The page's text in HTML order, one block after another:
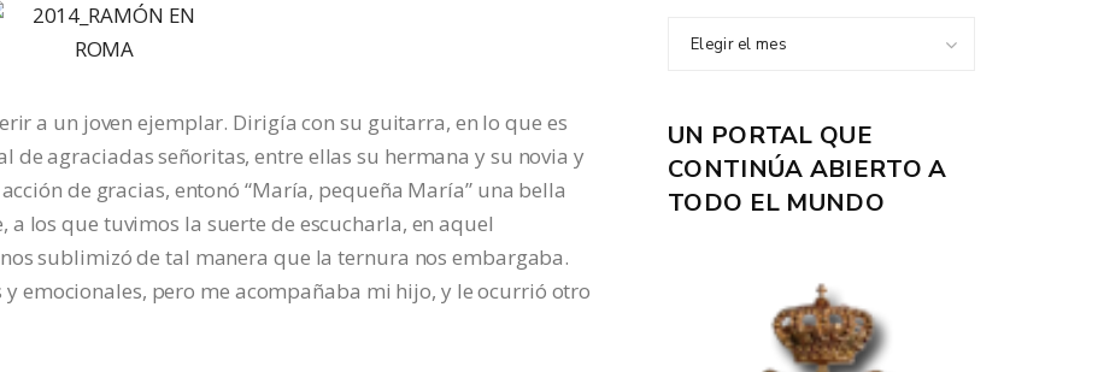
a un joven ejemplar. Dirigía con su guitarra, en lo que es
agraciadas señoritas, entre ellas su hermana y su novia y
de gracias, entonó “María, pequeña María” una bella
los que tuvimos la suerte de escucharla, en aquel
sublimizó de tal manera que la ternura nos embargaba.
emocionales, pero me acompañaba mi hijo, y le ocurrió otro
Elegir el mes
UN PORTAL QUE
CONTINÚA ABIERTO A
TODO EL MUNDO